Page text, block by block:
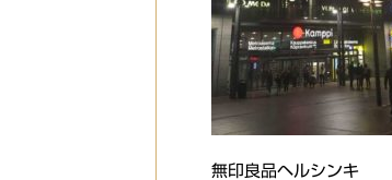
無印良品ヘルシンキ